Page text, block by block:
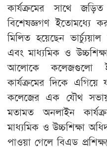
কার্যক্রমের সাথে
বিশেষজ্ঞগণ ইতোমধ্যে
মিলিত হয়েছেন
এবং মাধ্যমিক ও
আলোকে কলেজগুলো
কার্যক্রমের দিকে এগিয়ে
কলেজের এক যৌথ
মতামত অনলাইন
মাধ্যমিক ও উচ্চশিক্ষা
পাওয়া গেলে বিএড